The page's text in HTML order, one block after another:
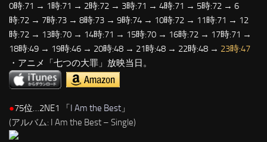
0時:71 → 1時:71 → 2時:72 → 3時:71 → 4時:71 → 5時:72 → 6
時:72 → 7時:73 → 8時:73 → 9時:74 → 10時:72 → 11時:71 → 12
時:72 → 13時:70 → 14時:71 → 15時:70 → 16時:72 → 17時:71 →
18時:49 → 19時:46 → 20時:48 → 21時:48 → 22時:48 → 23時:47
・アニメ「七つの大罪」放映当日。
●75位…2NE1 「I Am the Best 」
(アルバム: I Am the Best – Single)